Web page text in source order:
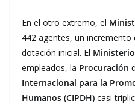
En el otro extremo, el
442 agentes, un incremento
dotación inicial. El
empleados, la Procuración
Internacional para la
Humanos (CIPDH) casi